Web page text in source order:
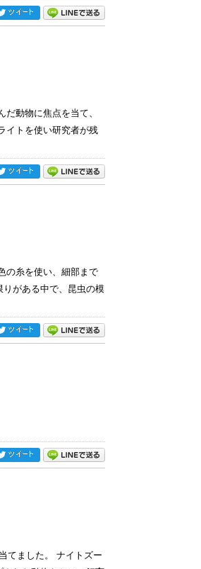
動物に焦点を当て、
イトを使い研究者が残
の糸を使い、細部まで
がある中で、昆虫の模
てました。 ナイトズー